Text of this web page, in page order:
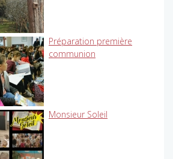
Préparation première
communion
Monsieur Soleil